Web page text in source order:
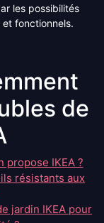
les possibilités
et fonctionnels.
de
propose IKEA ?
résistants aux
jardin IKEA pour